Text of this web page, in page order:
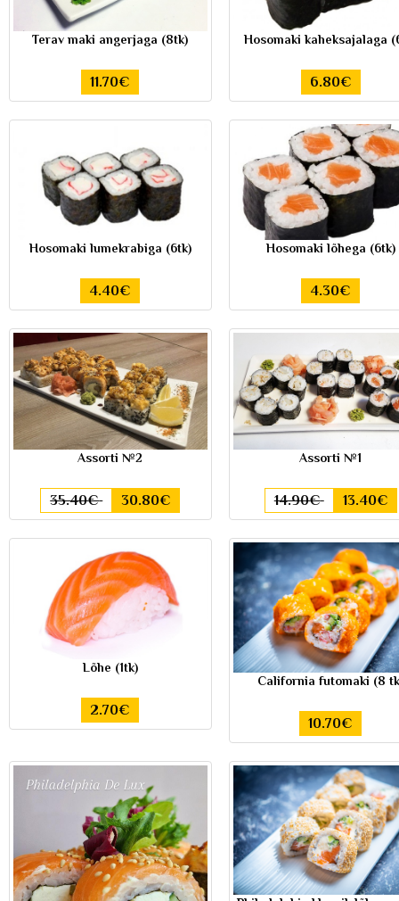
Terav maki angerjaga (8tk)
11.70€
Hosomaki kaheksajalaga
6.80€
Hosomaki lumekrabiga (6tk)
4.40€
Hosomaki lõhega (6tk)
4.30€
Assorti №2
35.40€ 30.80€
Assorti №1
14.90€ 13.40€
Lõhe (1tk)
2.70€
California futomaki (8
10.70€